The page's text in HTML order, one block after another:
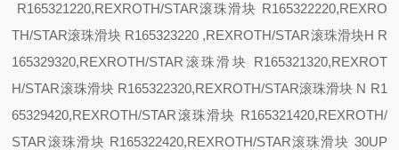
R165321220,REXROTH/STAR滚珠滑块 R165322220,REXRO
TH/STAR滚珠滑块 R165323220 ,REXROTH/STAR滚珠滑块H R
165329320,REXROTH/STAR滚珠滑块 R165321320,REXROT
H/STAR滚珠滑块 R165322320,REXROTH/STAR滚珠滑块 N R1
65329420,REXROTH/STAR滚珠滑块 R165321420,REXROTH/
STAR滚珠滑块 R165322420,REXROTH/STAR滚珠滑块 30UP